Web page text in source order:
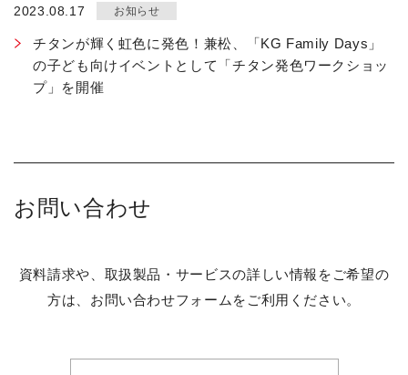
2023.08.17 お知らせ
チタンが輝く虹⾊に発⾊！兼松、「KG Family Days」
の⼦ども向けイベントとして「チタン発⾊ワークショッ
プ」を開催
お問い合わせ
資料請求や、取扱製品・サービスの詳しい情報をご希望の
方は、お問い合わせフォームをご利用ください。